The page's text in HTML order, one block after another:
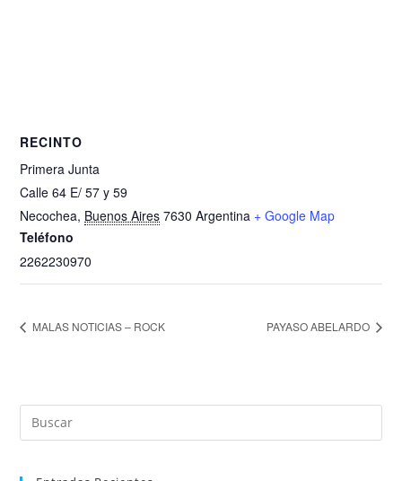
RECINTO
Primera Junta
Calle 64 E/ 57 y 59
Necochea, Buenos Aires 7630 Argentina + Google Map
Teléfono
2262230970
MALAS NOTICIAS – ROCK PAYASO ABELARDO